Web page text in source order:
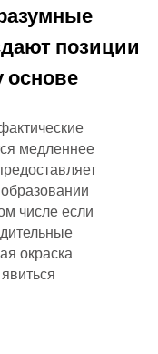
позиции
медленнее
числе если
окраска